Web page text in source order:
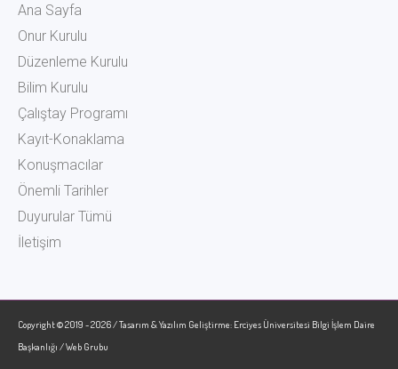
Ana Sayfa
Onur Kurulu
Düzenleme Kurulu
Bilim Kurulu
Çalıştay Programı
Kayıt-Konaklama
Konuşmacılar
Önemli Tarihler
Duyurular Tümü
İletişim
Copyright ©2019 - 2026 / Tasarım & Yazılım Geliştirme: Erciyes Üniversitesi Bilgi İşlem Daire
Başkanlığı / Web Grubu